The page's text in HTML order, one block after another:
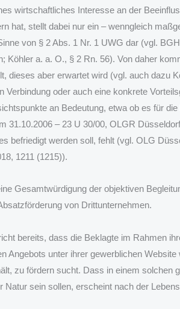
wirtschaftliches Interesse an der
hat, stellt dabei nur ein – wenngleich
von § 2 Abs. 1 Nr. 1 UWG dar (vgl.
Köhler a. a. O., § 2 Rn. 56). Von daher
dieses aber erwartet wird (vgl. auch dazu
Verbindung oder auch eine konkrete
an Bedeutung, etwa ob es für
31.10.2006 – 23 U 30/00, OLGR
befriedigt werden soll, fehlt (vgl. OLG
1211 (1215)).
Gesamtwürdigung der objektiven
von Drittunternehmen.
bereits, dass die Beklagte im Rahmen
Angebots unter ihrer gewerblichen
zu fördern sucht. Dass in einem solchen
Natur sein sollen, erscheint nach der